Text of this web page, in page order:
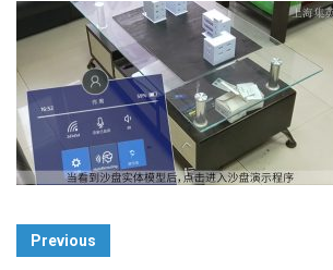
Post
Navigation
Previous